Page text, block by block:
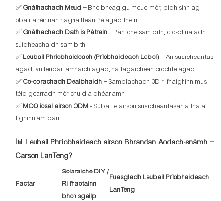
✅Gnàthachadh Meud – Bho bheag gu meud mòr, bidh sinn ag
obair a rèir nan riaghailtean ìre agad fhèin
✅Gnàthachadh Dath is Pàtrain – Pantone sam bith, clò-bhualadh
suidheachaidh sam bith
✅Leubail Phrìobhaideach (Prìobhaideach Label)– An suaicheantas
agad, an leubail amhaich agad, na tagaichean crochte agad
✅Co-obrachadh Dealbhaidh – Samplachadh 3D ri fhaighinn mus
tèid gearradh mòr-chuid a dhèanamh
✅MOQ ìosal airson ODM - Sùbailte airson suaicheantasan a tha a’
tighinn am bàrr
📊 Leubail Phrìobhaideach airson Bhrandan Aodach-snàmh –
Carson LanTeng?
Factar
Solaraiche DIY /
Ri fhaotainn
bhon sgeilp
Fuasgladh Leubail Prìobhaideach
LanTeng